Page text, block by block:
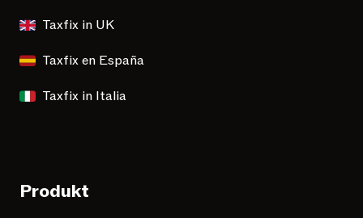
Taxfix in UK
Taxfix en España
Taxfix in Italia
Produkt